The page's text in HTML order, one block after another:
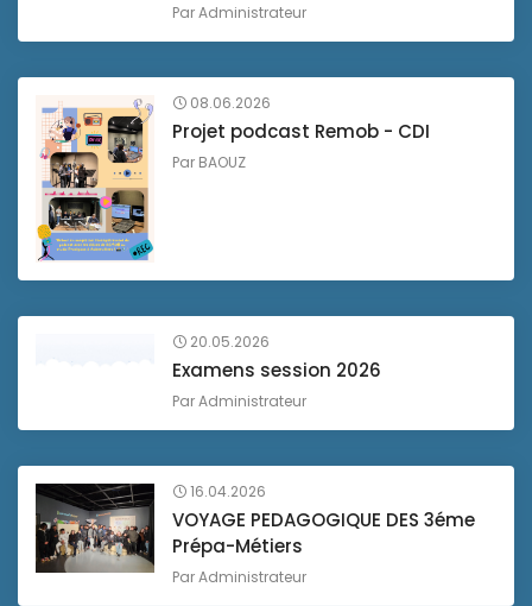
ParAdministrateur
08.06.2026
Projet podcast Remob - CDI
Par BAOUZ
20.05.2026
Examens session 2026
ParAdministrateur
16.04.2026
VOYAGE PEDAGOGIQUE DES 3éme
Prépa-Métiers
ParAdministrateur